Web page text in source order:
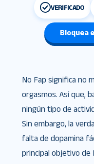
VERIFICADO
Bloquea
No Fap significa no
orgasmos. Así que,
ningún tipo de
Sin embargo, la
falta de dopamina
principal objetivo de